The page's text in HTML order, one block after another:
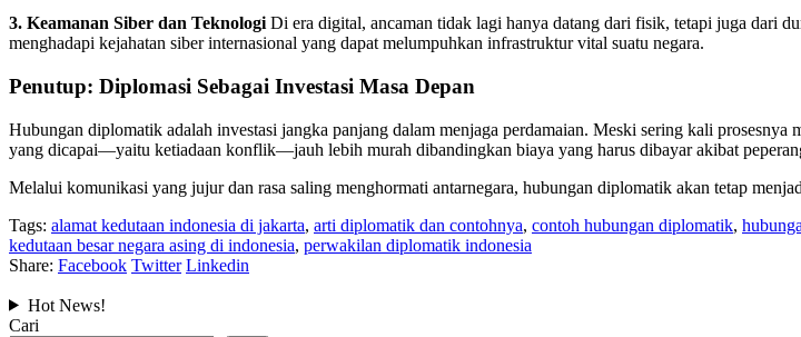
3. Keamanan Siber dan Teknologi Di era digital, ancaman tidak lagi hanya datang dari fisik, tetapi juga dari
menghadapi kejahatan siber internasional yang dapat melumpuhkan infrastruktur vital suatu negara.
Penutup: Diplomasi Sebagai Investasi Masa Depan
Hubungan diplomatik adalah investasi jangka panjang dalam menjaga perdamaian. Meski sering kali
yang dicapai—yaitu ketiadaan konflik—jauh lebih murah dibandingkan biaya yang harus dibayar akibat
Melalui komunikasi yang jujur dan rasa saling menghormati antarnegara, hubungan diplomatik akan tetap
Tags: alamat kedutaan indonesia di jakarta, arti diplomatik dan contohnya, contoh hubungan diplomatik,
kedutaan besar negara asing di indonesia, perwakilan diplomatik indonesia
Share: Facebook Twitter Linkedin
Hot News!
Cari